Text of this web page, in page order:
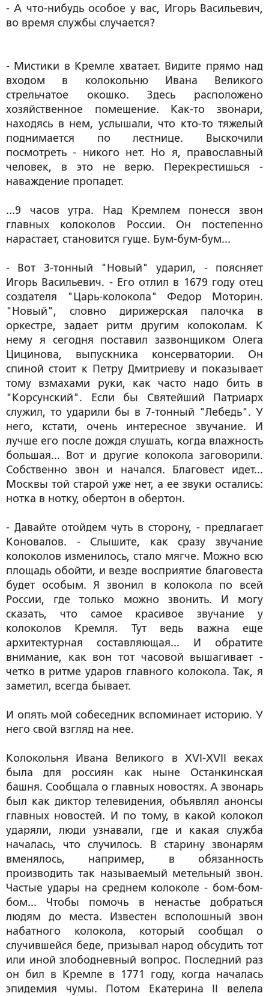
- А что-нибудь особое у вас, Игорь Васильевич,
во время службы случается?
- Мистики в Кремле хватает. Видите прямо над
входом в колокольню Ивана Великого
стрельчатое окошко. Здесь расположено
хозяйственное помещение. Как-то звонари,
находясь в нем, услышали, что кто-то тяжелый
поднимается по лестнице. Выскочили
посмотреть - никого нет. Но я, православный
человек, в это не верю. Перекрестишься -
наваждение пропадет.
...9 часов утра. Над Кремлем понесся звон
главных колоколов России. Он постепенно
нарастает, становится гуще. Бум-бум-бум...
- Вот 3-тонный "Новый" ударил, - поясняет
Игорь Васильевич. - Его отлил в 1679 году отец
создателя "Царь-колокола" Федор Моторин.
"Новый", словно дирижерская палочка в
оркестре, задает ритм другим колоколам. К
нему я сегодня поставил зазвонщиком Олега
Цицинова, выпускника консерватории. Он
спиной стоит к Петру Дмитриеву и показывает
тому взмахами руки, как часто надо бить в
"Корсунский". Если бы Святейший Патриарх
служил, то ударили бы в 7-тонный "Лебедь". У
него, кстати, очень интересное звучание. И
лучше его после дождя слушать, когда влажность
большая... Вот и другие колокола заговорили.
Собственно звон и начался. Благовест идет...
Москвы той старой уже нет, а ее звуки остались:
нотка в нотку, обертон в обертон.
- Давайте отойдем чуть в сторону, - предлагает
Коновалов. - Слышите, как сразу звучание
колоколов изменилось, стало мягче. Можно всю
площадь обойти, и везде восприятие благовеста
будет особым. Я звонил в колокола по всей
России, где только можно звонить. И могу
сказать, что самое красивое звучание у
колоколов Кремля. Тут ведь важна еще
архитектурная составляющая... И обратите
внимание, как вон тот часовой вышагивает -
четко в ритме ударов главного колокола. Так, я
заметил, всегда бывает.
И опять мой собеседник вспоминает историю. У
него свой взгляд на нее.
Колокольня Ивана Великого в XVI-XVII веках
была для россиян как ныне Останкинская
башня. Сообщала о главных новостях. А звонарь
был как диктор телевидения, объявлял анонсы
главных новостей. И по тому, в какой колокол
ударяли, люди узнавали, где и какая служба
началась, что случилось. В старину звонарям
вменялось, например, в обязанность
производить так называемый метельный звон.
Частые удары на среднем колоколе - бом-бом-
бом... Чтобы помочь в ненастье добраться
людям до места. Известен всполошный звон
набатного колокола, который сообщал о
случившейся беде, призывал народ обсудить тот
или иной злободневный вопрос. Последний раз
он бил в Кремле в 1771 году, когда началась
эпидемия чумы. Потом Екатерина II велела